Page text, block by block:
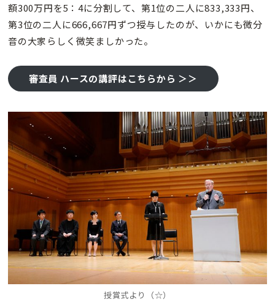
額300万円を5：4に分割して、第1位の二人に833,333円、
第3位の二人に666,667円ずつ授与したのが、いかにも微分
音の大家らしく微笑ましかった。
審査員 ハースの講評はこちらから ＞＞
授賞式より（☆）